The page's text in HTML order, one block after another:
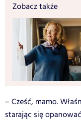
Zobacz także
– Cześć, mamo.
starając się